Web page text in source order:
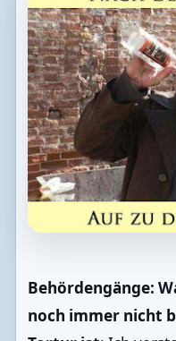
Behördengänge:
noch immer nicht